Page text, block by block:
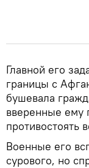
Главной его
границы с
бушевала
вверенные ему
Военные его
сурового, но